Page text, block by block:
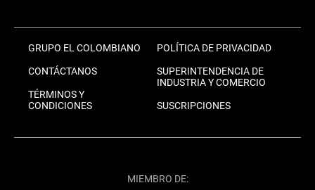
GRUPO EL COLOMBIANO
CONTÁCTANOS
TÉRMINOS Y
CONDICIONES
POLÍTICA DE PRIVACIDAD
SUPERINTENDENCIA DE
INDUSTRIA Y COMERCIO
SUSCRIPCIONES
MIEMBRO DE: